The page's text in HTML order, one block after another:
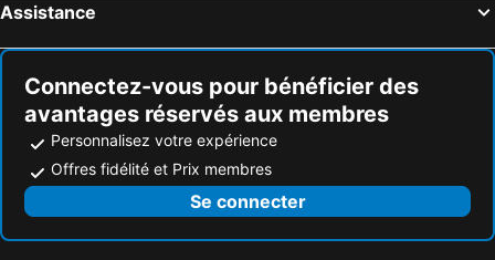
Assistance
Connectez-vous pour bénéficier des
avantages réservés aux membres
Personnalisez votre expérience
Offres fidélité et Prix membres
Se connecter